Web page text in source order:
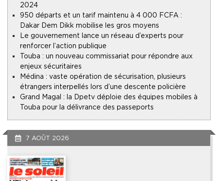
2024
950 départs et un tarif maintenu à 4 000 FCFA :
Dakar Dem Dikk mobilise les gros moyens
Le gouvernement lance un réseau d’experts pour
renforcer l’action publique
Touba : un nouveau commissariat pour répondre aux
enjeux sécuritaires
Médina : vaste opération de sécurisation, plusieurs
étrangers interpellés lors d’une descente policière
Grand Magal : la Dpetv déploie des équipes mobiles à
Touba pour la délivrance des passeports
7 AOÛT 2026